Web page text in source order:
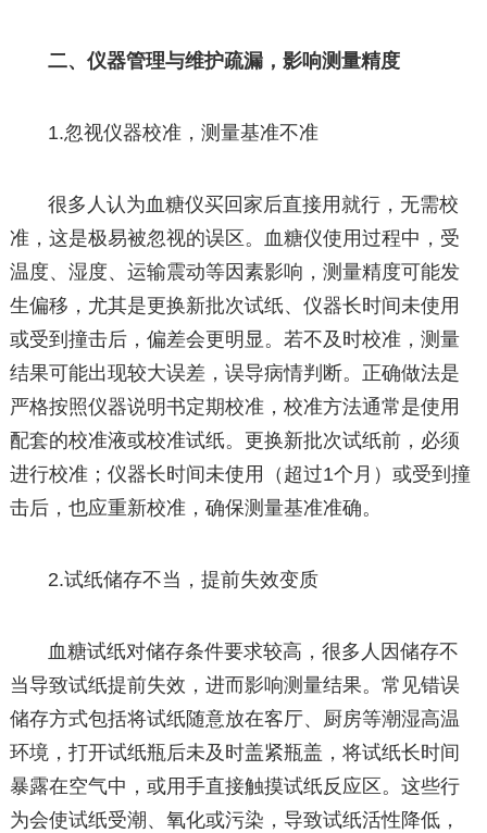
二、仪器管理与维护疏漏，影响测量精度
1.忽视仪器校准，测量基准不准
很多人认为血糖仪买回家后直接用就行，无需校
准，这是极易被忽视的误区。血糖仪使用过程中，受
温度、湿度、运输震动等因素影响，测量精度可能发
生偏移，尤其是更换新批次试纸、仪器长时间未使用
或受到撞击后，偏差会更明显。若不及时校准，测量
结果可能出现较大误差，误导病情判断。正确做法是
严格按照仪器说明书定期校准，校准方法通常是使用
配套的校准液或校准试纸。更换新批次试纸前，必须
进行校准；仪器长时间未使用（超过1个月）或受到撞
击后，也应重新校准，确保测量基准准确。
2.试纸储存不当，提前失效变质
血糖试纸对储存条件要求较高，很多人因储存不
当导致试纸提前失效，进而影响测量结果。常见错误
储存方式包括将试纸随意放在客厅、厨房等潮湿高温
环境，打开试纸瓶后未及时盖紧瓶盖，将试纸长时间
暴露在空气中，或用手直接触摸试纸反应区。这些行
为会使试纸受潮、氧化或污染，导致试纸活性降低，